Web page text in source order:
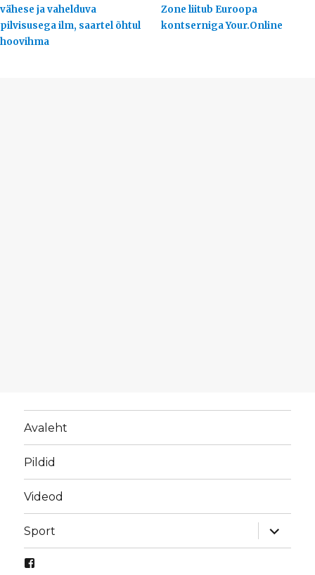
vähese ja vahelduva
pilvisusega ilm, saartel õhtul
hoovihma
Zone liitub Euroopa
kontserniga Your.Online
Avaleht
Pildid
Videod
Sport
laienda